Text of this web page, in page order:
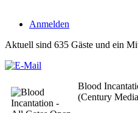
Anmelden
Aktuell sind 635 Gäste und ein
Blood
(Century